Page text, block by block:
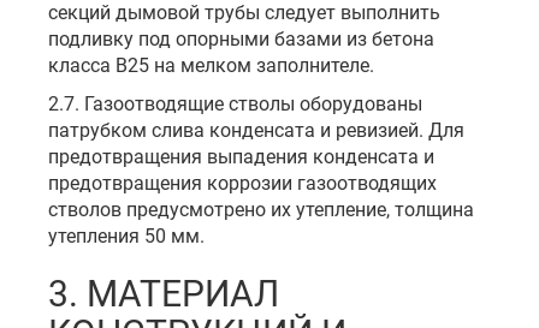
секций дымовой трубы следует выполнить
подливку под опорными базами из бетона
класса В25 на мелком заполнителе.
2.7. Газоотводящие стволы оборудованы
патрубком слива конденсата и ревизией. Для
предотвращения выпадения конденсата и
предотвращения коррозии газоотводящих
стволов предусмотрено их утепление, толщина
утепления 50 мм.
3. МАТЕРИАЛ